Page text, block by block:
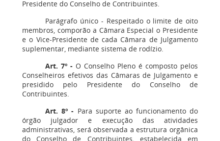
Presidente do Conselho de Contribuintes.
Parágrafo único - Respeitado o limite de oito
membros, comporão a Câmara Especial o Presidente
e o Vice-Presidente de cada Câmara de Julgamento
suplementar, mediante sistema de rodízio.
Art. 7º- O Conselho Pleno é composto pelos
Conselheiros efetivos das Câmaras de Julgamento e
presidido pelo Presidente do Conselho de
Contribuintes.
Art. 8º- Para suporte ao funcionamento do
órgão julgador e execução das atividades
administrativas, será observada a estrutura orgânica
do Conselho de Contribuintes, estabelecida em